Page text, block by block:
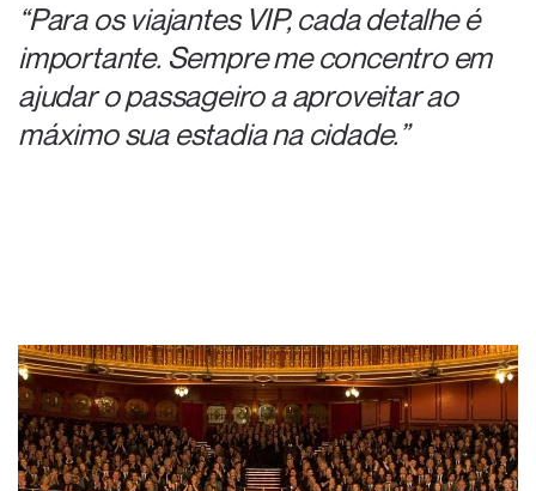
“Para os viajantes VIP, cada detalhe é
importante. Sempre me concentro em
ajudar o passageiro a aproveitar ao
máximo sua estadia na cidade.”